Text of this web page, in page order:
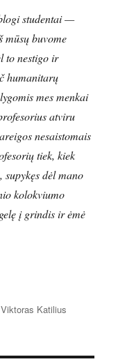
studentai —
mūsų buvome
to nestigo ir
humanitarų
mes menkai
atviru
nesaistomais
tiek, kiek
dėl mano
kolokviumo
į grindis ir ėmė
Žymos
Viktoras Katilius